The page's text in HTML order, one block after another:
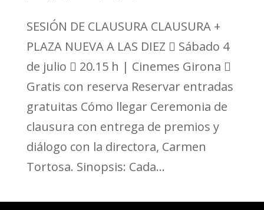
SESIÓN DE CLAUSURA CLAUSURA +
PLAZA NUEVA A LAS DIEZ  Sábado 4
de julio  20.15 h | Cinemes Girona 
Gratis con reserva Reservar entradas
gratuitas Cómo llegar Ceremonia de
clausura con entrega de premios y
diálogo con la directora, Carmen
Tortosa. Sinopsis: Cada...